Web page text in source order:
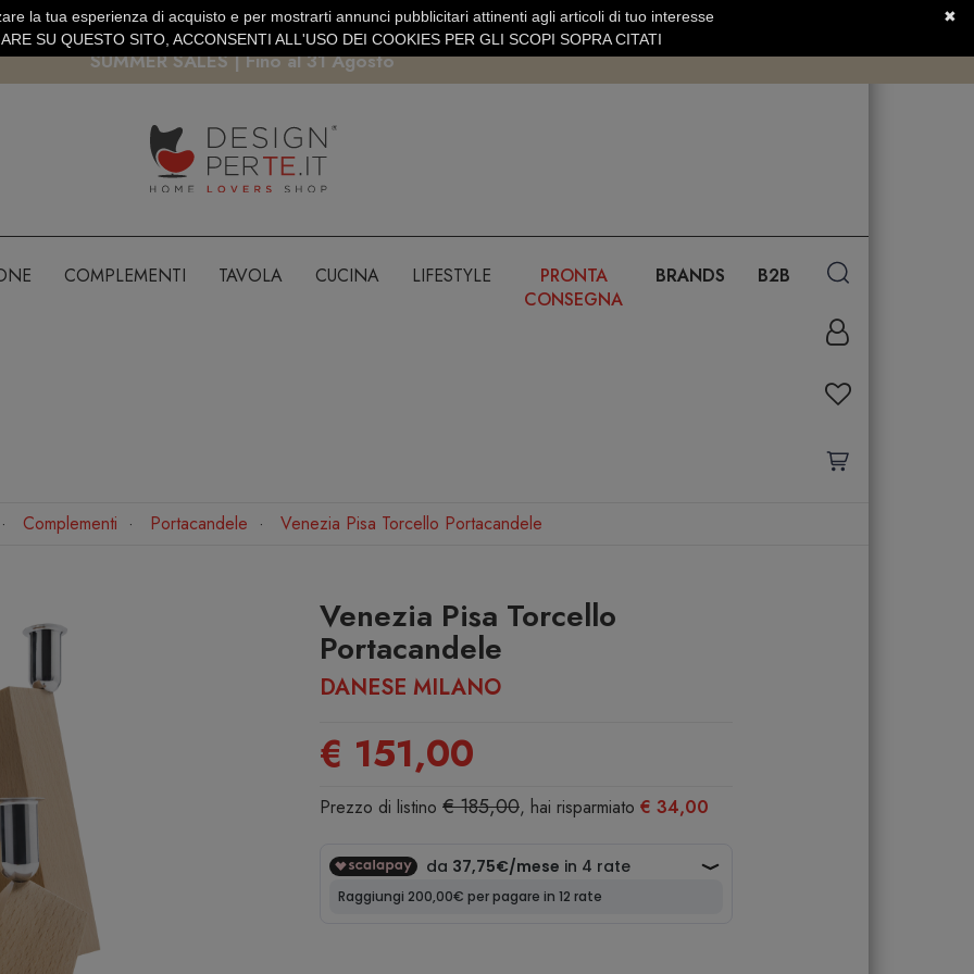
PAGAMENTO SICURO PAYPAL · CARTA DI CREDITO SERVIZIO CLIENTI +39.0773.470.562
SUMMER SALES | Fino al 31 Agosto
COMPLEMENTI TAVOLA CUCINA LIFESTYLE
PRONTA
CONSEGNA
BRANDS B2B
Complementi Portacandele Venezia Pisa Torcello Portacandele
Venezia Pisa Torcello
Portacandele
DANESE MILANO
€ 151,00
Prezzo di listino € 185,00, hai risparmiato € 34,00
✖
la tua esperienza di acquisto e per mostrarti annunci pubblicitari attinenti agli articoli di tuo interesse
SU QUESTO SITO, ACCONSENTI ALL'USO DEI COOKIES PER GLI SCOPI SOPRA CITATI